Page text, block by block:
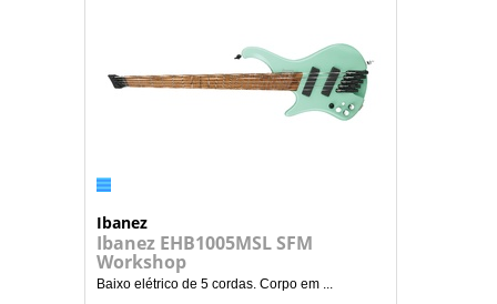
Ibanez
Ibanez EHB1005MSL SFM
Workshop
Baixo elétrico de 5 cordas. Corpo em ...